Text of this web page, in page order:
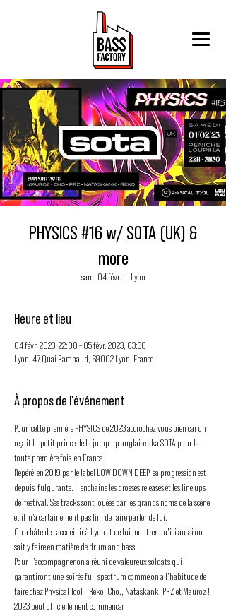
PHYSICS #16 w/ SOTA (UK) &
more
sam. 04 févr. Lyon
Heure et lieu
04 févr. 2023, 22:00 – 05 févr. 2023, 03:30
Lyon, 47 Quai Rambaud, 69002 Lyon, France
À propos de l'événement
Pour  cette première PHYSICS de 2023 accrochez vous bien car on
reçoit le  petit prince de la jump up anglaise aka SOTA pour la
toute première fois  en France !
Repéré  en 2019 par le label LOW DOWN DEEP, sa progression est
depuis  fulgurante. Il enchaine les grosses releases et les line ups
de  festival. Ses tracks sont jouées par les grands noms de la scène
et il  n'a certainement pas fini de faire parler de lui.
On a hâte de l'accueillir à Lyon et de lui montrer qu'ici aussi on
sait y faire en matière de drum and bass.
Pour  l'accompagner on a réuni de valeureux soldats qui
garantiront une  soirée full spectrum comme on a l'habitude de
faire chez Physical Tool :  Reko, Cho., Nataskank, PRZ et Mauroz !
2023 peut officiellement commencer